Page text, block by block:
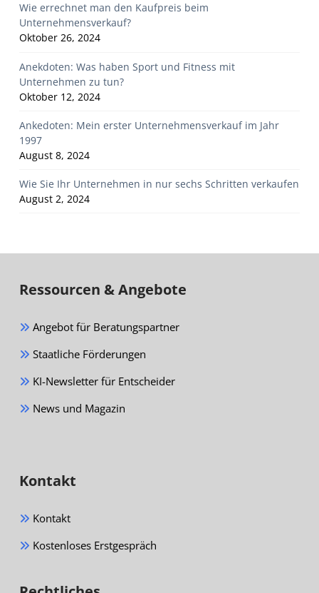
Wie errechnet man den Kaufpreis beim
Unternehmensverkauf?
Oktober 26, 2024
Anekdoten: Was haben Sport und Fitness mit
Unternehmen zu tun?
Oktober 12, 2024
Ankedoten: Mein erster Unternehmensverkauf im Jahr
1997
August 8, 2024
Wie Sie Ihr Unternehmen in nur sechs Schritten verkaufen
August 2, 2024
Ressourcen & Angebote
Angebot für Beratungspartner
Staatliche Förderungen
KI-Newsletter für Entscheider
News und Magazin
Kontakt
Kontakt
Kostenloses Erstgespräch